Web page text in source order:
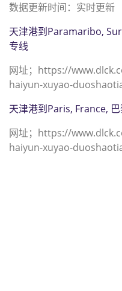
数据更新时间：实时更新
天津港到Paramaribo,
专线
网址；https://
haiyun-xuyao-
天津港到Paris, France,
网址；https://
haiyun-xuyao-